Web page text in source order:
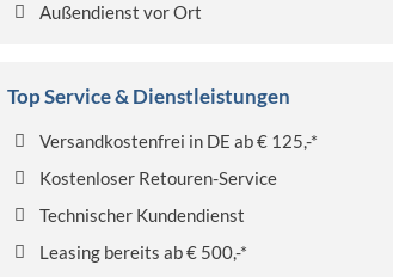
Außendienst vor Ort
Top Service & Dienstleistungen
Versandkostenfrei in DE ab € 125,-*
Kostenloser Retouren-Service
Technischer Kundendienst
Leasing bereits ab € 500,-*